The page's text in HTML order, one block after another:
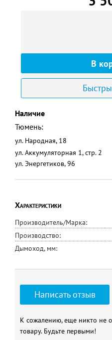
Наличие
Тюмень:
ул. Народная, 18
ул. Аккумуляторная 1, стр. 2
ул. Энергетиков, 96
Характеристики
Производитель/Марка:
Производство:
Дымоход, мм:
Написать отзыв
К сожалению, еще никто не
товару. Будьте первыми!